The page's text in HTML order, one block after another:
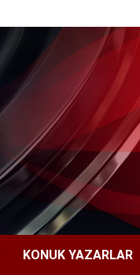
KONUK YAZARLAR